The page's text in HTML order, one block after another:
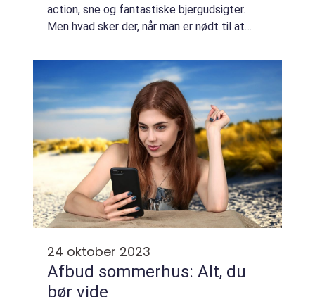
action, sne og fantastiske bjergudsigter.
Men hvad sker der, når man er nødt til at
vi udforske “afbud skirejs...
24 oktober 2023
Afbud sommerhus: Alt, du
bør vide